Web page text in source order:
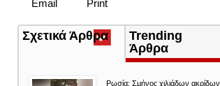
Print
Email
Σχετικά Άρθρα (ενεργή
καρτέλα)
Trending
Άρθρα
Ρωσία: Σμήνος χιλιάδων ακρίδων